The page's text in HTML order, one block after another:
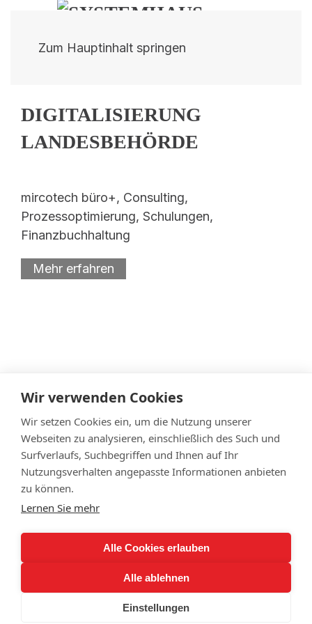
Zum Hauptinhalt springen
DIGITALISIERUNG
LANDESBEHÖRDE
mircotech büro+, Consulting,
Prozessoptimierung, Schulungen,
Finanzbuchhaltung
Mehr erfahren
Datenschutz
Impressum
Cookie Einstellungen
© Jens Hampe - Archiv Systemhaus Hampe
Seit 2023 fokussiert sich
berufliche Aufgaben.
tätig. Kunden, Projekte und Software-
Entwicklungen wurden im September 2023 an die
MikroPlan GmbH übergeben.
Wir verwenden Cookies
Wir setzen Cookies ein, um die Nutzung unserer
Webseiten zu analysieren, einschließlich des Such und
Surfverlaufs, Suchbegriffen und Ihnen auf Ihr
Nutzungsverhalten angepasste Informationen anbieten
zu können.
Lernen Sie mehr
Alle Cookies erlauben
Alle ablehnen
Einstellungen